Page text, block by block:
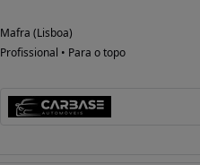
Mafra (Lisboa)
Profissional • Para o topo